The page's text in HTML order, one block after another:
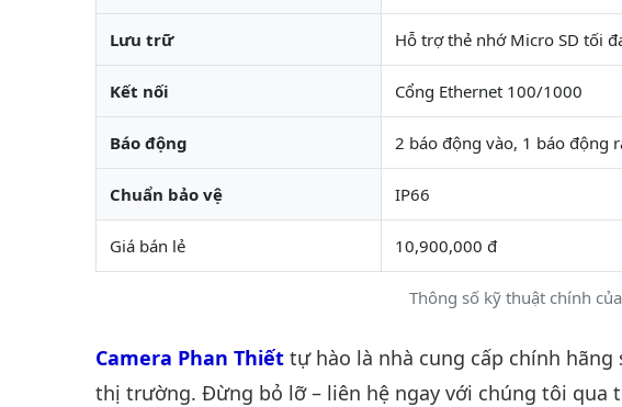
Thông số kỹ thuật chính
Lưu trữ Hỗ trợ thẻ nhớ Micro SD tối
Kết nối Cổng Ethernet 100/1000
Báo động 2 báo động vào, 1 báo động
Chuẩn bảo vệ IP66
Giá bán lẻ 10,900,000 đ
Camera Phan Thiết tự hào là nhà cung cấp chính hãng
thị trường. Đừng bỏ lỡ – liên hệ ngay với chúng tôi qua